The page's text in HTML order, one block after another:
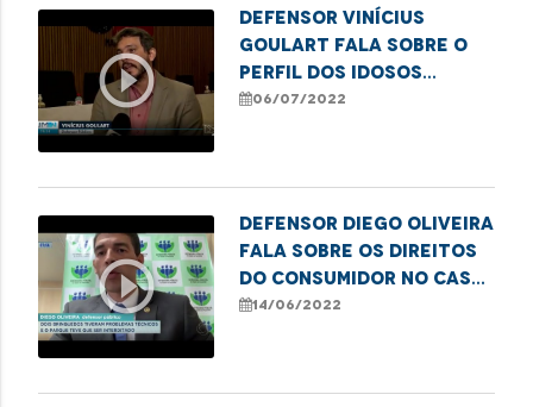
play_circle_outline
Defensor Vinícius
Goulart fala sobre o
perfil dos idosos
vítimas de violência no
06/07/2022
play_circle_outline
Defensor Diego Oliveira
fala sobre os direitos
do consumidor no caso
do parque de diversões
nos seus brinquedos
14/06/2022